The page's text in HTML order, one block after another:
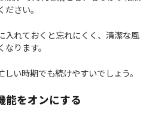
さい。
入れておくと忘れにくく、清潔な風
ります。
い時期でも続けやすいでしょう。
能をオンにする